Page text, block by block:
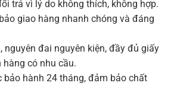
trả vì lý do không thích, không hợp.
giao hàng nhanh chóng và đáng
nguyên đai nguyên kiện, đầy đủ giấy
hàng có nhu cầu.
bảo hành 24 tháng, đảm bảo chất